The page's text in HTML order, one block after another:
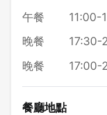
午餐
11:00-
晚餐
17:30-
晚餐
17:00-
餐廳地點